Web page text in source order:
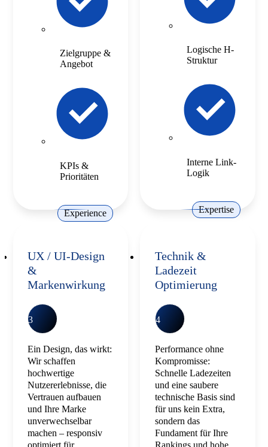
Zielgruppe &
Angebot
KPIs &
Prioritäten
Experience
Logische H-
Struktur
Interne Link-
Logik
Expertise
UX / UI-Design
&
Markenwirkung
3
Ein Design, das wirkt:
Wir schaffen
hochwertige
Nutzererlebnisse, die
Vertrauen aufbauen
und Ihre Marke
unverwechselbar
machen – responsiv
Technik &
Ladezeit
Optimierung
4
Performance ohne
Kompromisse:
Schnelle Ladezeiten
und eine saubere
technische Basis sind
für uns kein Extra,
sondern das
Fundament für Ihre